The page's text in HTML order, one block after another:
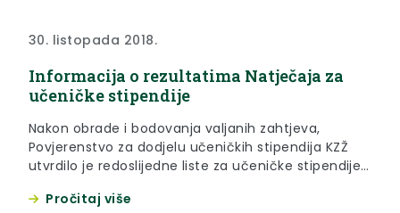
30. listopada 2018.
Informacija o rezultatima Natječaja za
učeničke stipendije
Nakon obrade i bodovanja valjanih zahtjeva,
Povjerenstvo za dodjelu učeničkih stipendija KZŽ
utvrdilo je redoslijedne liste za učeničke stipendije
daju zainteresiranoj javnosti na uvid i znanje.
Pročitaj više